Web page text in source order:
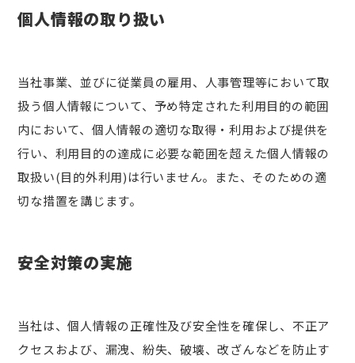
個人情報の取り扱い
当社事業、並びに従業員の雇用、人事管理等において取
扱う個人情報について、予め特定された利用目的の範囲
内において、個人情報の適切な取得・利用および提供を
行い、利用目的の達成に必要な範囲を超えた個人情報の
取扱い(目的外利用)は行いません。また、そのための適
切な措置を講じます。
安全対策の実施
当社は、個人情報の正確性及び安全性を確保し、不正ア
クセスおよび、漏洩、紛失、破壊、改ざんなどを防止す